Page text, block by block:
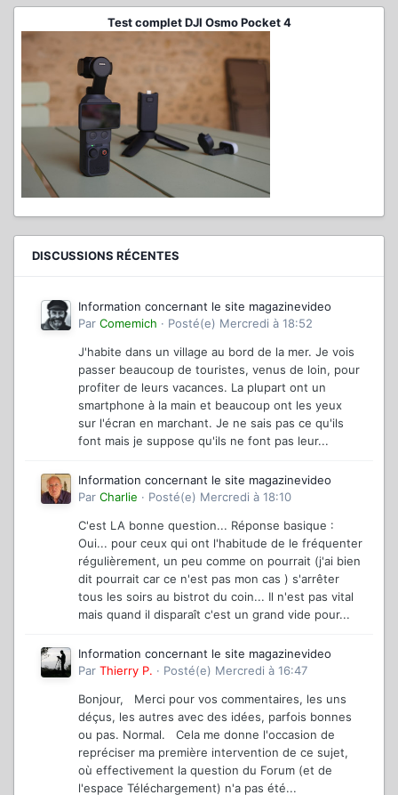
Test complet DJI Osmo Pocket 4
DISCUSSIONS RÉCENTES
Information concernant le site magazinevideo
Par Comemich · Posté(e) Mercredi à 18:52
J'habite dans un village au bord de la mer. Je vois
passer beaucoup de touristes, venus de loin, pour
profiter de leurs vacances. La plupart ont un
smartphone à la main et beaucoup ont les yeux
sur l'écran en marchant. Je ne sais pas ce qu'ils
font mais je suppose qu'ils ne font pas leur...
Information concernant le site magazinevideo
Par Charlie · Posté(e) Mercredi à 18:10
C'est LA bonne question... Réponse basique :
Oui... pour ceux qui ont l'habitude de le fréquenter
régulièrement, un peu comme on pourrait (j'ai bien
dit pourrait car ce n'est pas mon cas ) s'arrêter
tous les soirs au bistrot du coin... Il n'est pas vital
mais quand il disparaît c'est un grand vide pour...
Information concernant le site magazinevideo
Par Thierry P. · Posté(e) Mercredi à 16:47
Bonjour, Merci pour vos commentaires, les uns
déçus, les autres avec des idées, parfois bonnes
ou pas. Normal. Cela me donne l'occasion de
repréciser ma première intervention de ce sujet,
où effectivement la question du Forum (et de
l'espace Téléchargement) n'a pas été...